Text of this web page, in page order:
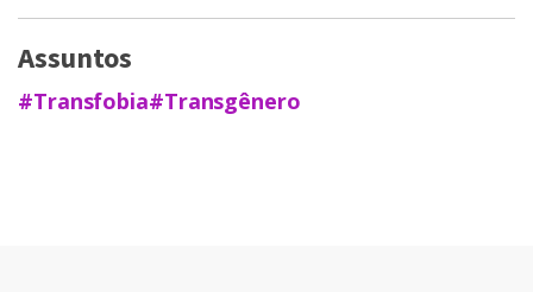
Assuntos
#Transfobia#Transgênero